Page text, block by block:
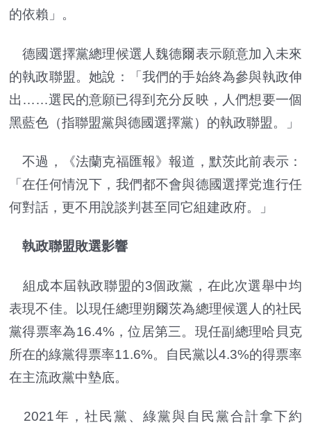
的依賴」。
德國選擇黨總理候選人魏德爾表示願意加入未來
的執政聯盟。她說：「我們的手始終為參與執政伸
出……選民的意願已得到充分反映，人們想要一個
黑藍色（指聯盟黨與德國選擇黨）的執政聯盟。」
不過，《法蘭克福匯報》報道，默茨此前表示：
「在任何情況下，我們都不會與德國選擇党進行任
何對話，更不用說談判甚至同它組建政府。」
執政聯盟敗選影響
組成本屆執政聯盟的3個政黨，在此次選舉中均
表現不佳。以現任總理朔爾茨為總理候選人的社民
黨得票率為16.4%，位居第三。現任副總理哈貝克
所在的綠黨得票率11.6%。自民黨以4.3%的得票率
在主流政黨中墊底。
2021年，社民黨、綠黨與自民黨合計拿下約